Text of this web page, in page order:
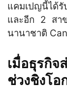
แคมเปญนี้ได้รั
และอีก 2 สา
นานาชาติ
เมื่อธุรกิจ
ช่วงชิงโอ